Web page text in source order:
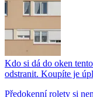
Kdo si dá do oken
odstranit. Koupíte je
Předokenní rolety si